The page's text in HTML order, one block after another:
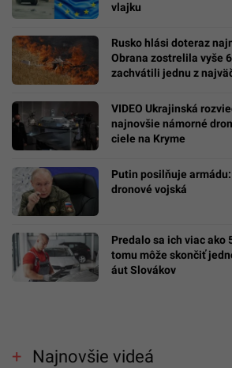
vlajku
Rusko hlási doteraz
Obrana zostrelila vyše
zachvátili jednu z
VIDEO Ukrajinská
najnovšie námorné
ciele na Kryme
Putin posilňuje
dronové vojská
Predalo sa ich viac ako
tomu môže skončiť
áut Slovákov
Najnovšie videá